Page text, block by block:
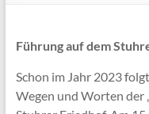
Führung auf dem
Schon im Jahr 2023
Wegen und Worten der